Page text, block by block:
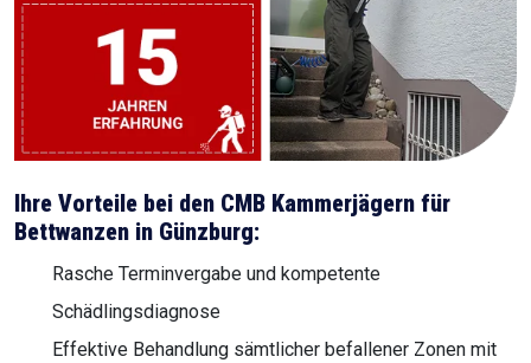
Ihre Vorteile bei den CMB Kammerjägern für
Bettwanzen in Günzburg:
Rasche Terminvergabe und kompetente
Schädlingsdiagnose
Effektive Behandlung sämtlicher befallener Zonen mit